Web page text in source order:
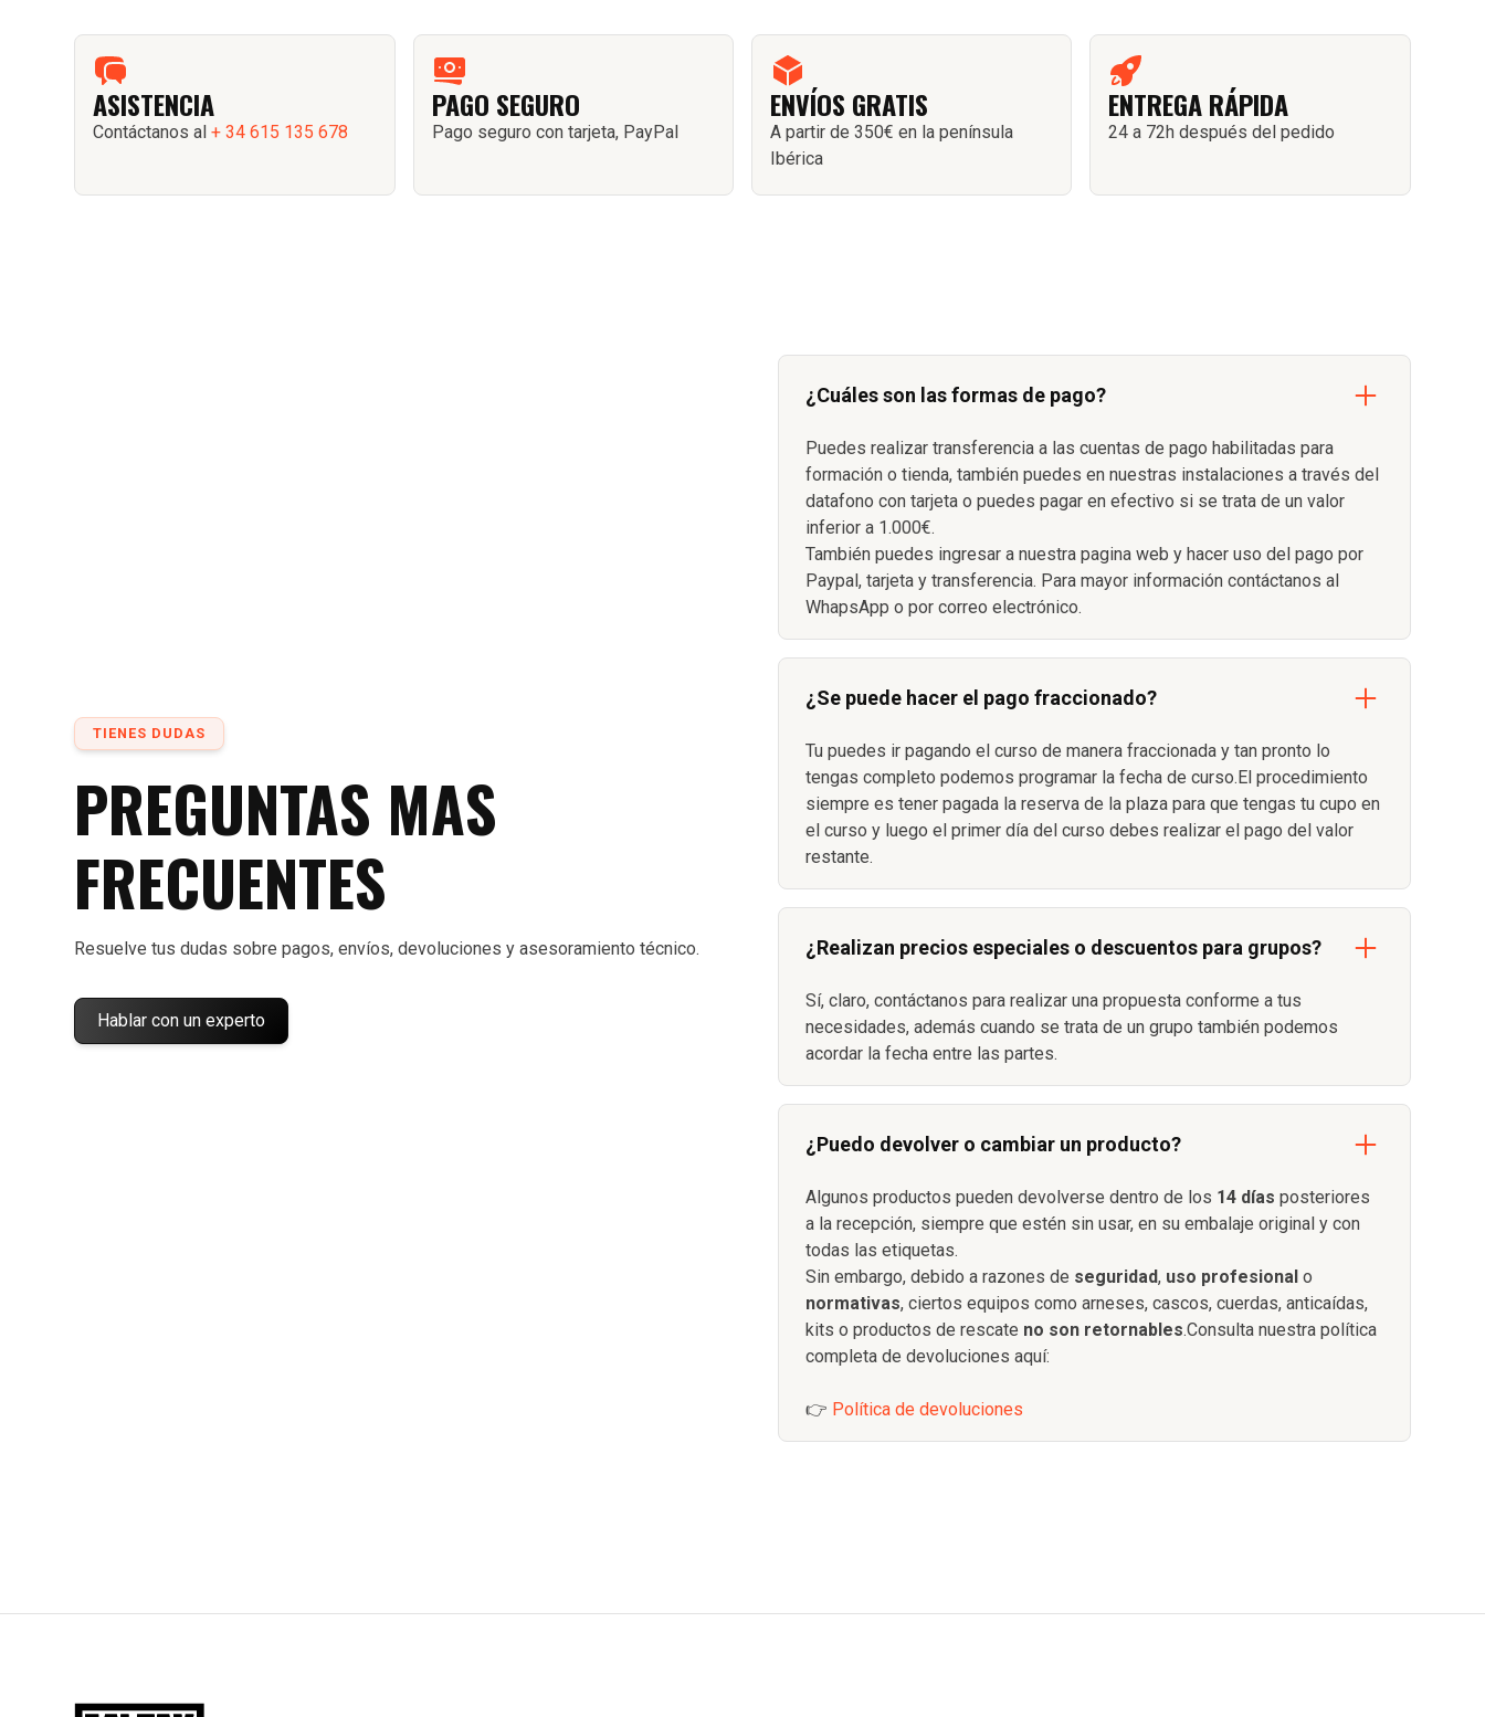
ASISTENCIA
Contáctanos al+ 34 615 135 678
PAGO SEGURO
Pago seguro con tarjeta, PayPal
ENVÍOS GRATIS
A partir de 350€ en la península
Ibérica
ENTREGA RÁPIDA
24 a 72h después del pedido
TIENES DUDAS
PREGUNTAS MAS
FRECUENTES
Resuelve tus dudas sobre pagos, envíos, devoluciones y asesoramiento técnico.
Hablar con un experto
¿Cuáles son las formas de pago?
Puedes realizar transferencia a las cuentas de pago habilitadas para
formación o tienda, también puedes en nuestras instalaciones a través del
datafono con tarjeta o puedes pagar en efectivo si se trata de un valor
inferior a 1.000€.
También puedes ingresar a nuestra pagina web y hacer uso del pago por
Paypal, tarjeta y transferencia. Para mayor información contáctanos al
WhapsApp o por correo electrónico.
¿Se puede hacer el pago fraccionado?
Tu puedes ir pagando el curso de manera fraccionada y tan pronto lo
tengas completo podemos programar la fecha de curso.El procedimiento
siempre es tener pagada la reserva de la plaza para que tengas tu cupo en
el curso y luego el primer día del curso debes realizar el pago del valor
restante.
¿Realizan precios especiales o descuentos para grupos?
Sí, claro, contáctanos para realizar una propuesta conforme a tus
necesidades, además cuando se trata de un grupo también podemos
acordar la fecha entre las partes.
¿Puedo devolver o cambiar un producto?
Algunos productos pueden devolverse dentro de los 14 días posteriores
a la recepción, siempre que estén sin usar, en su embalaje original y con
todas las etiquetas.
Sin embargo, debido a razones de seguridad, uso profesional o
normativas, ciertos equipos como arneses, cascos, cuerdas, anticaídas,
kits o productos de rescate no son retornables.Consulta nuestra política
completa de devoluciones aquí:
👉 Política de devoluciones